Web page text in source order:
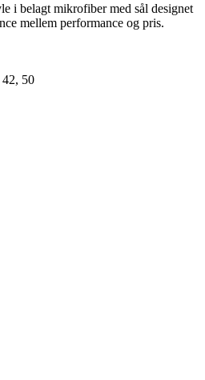
i belagt mikrofiber med sål designet
mellem performance og pris.
50